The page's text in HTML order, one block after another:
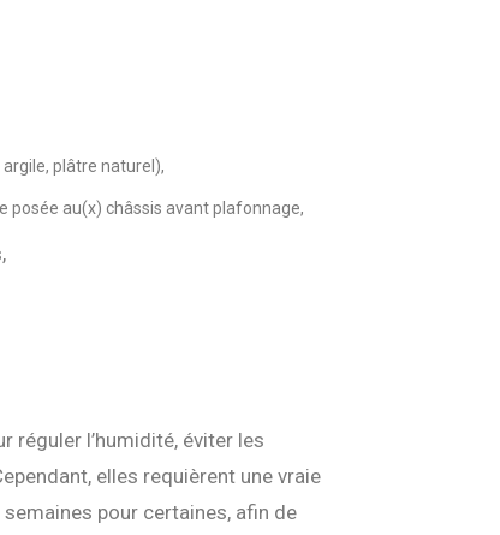
argile, plâtre naturel),
posée au(x) châssis avant plafonnage,
l’humidité, éviter les
elles requièrent une vraie
pour certaines, afin de